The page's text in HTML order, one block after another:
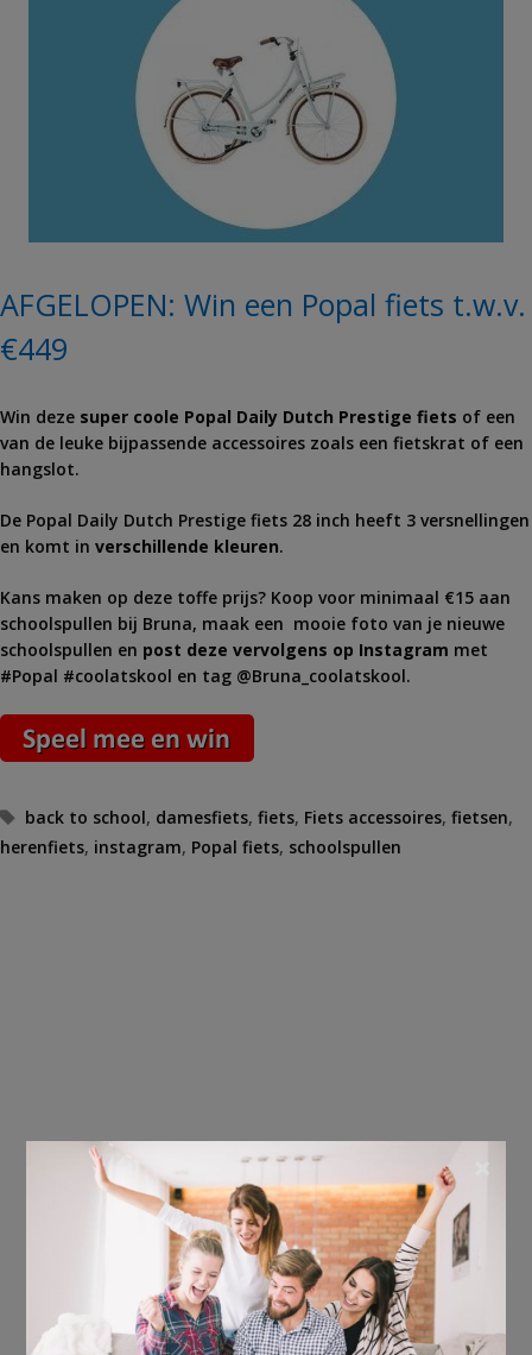
AFGELOPEN: Win een Popal fiets t.w.v.
€449
Win deze super coole Popal Daily Dutch Prestige fiets of een
van de leuke bijpassende accessoires zoals een fietskrat of een
hangslot.
De Popal Daily Dutch Prestige fiets 28 inch heeft 3 versnellingen
en komt in verschillende kleuren.
Kans maken op deze toffe prijs? Koop voor minimaal €15 aan
schoolspullen bij Bruna, maak een mooie foto van je nieuwe
schoolspullen en post deze vervolgens op Instagram met
#Popal #coolatskool en tag @Bruna_coolatskool.
Tags
back to school, damesfiets,fiets, Fiets accessoires,fietsen,
herenfiets, instagram, Popal fiets, schoolspullen